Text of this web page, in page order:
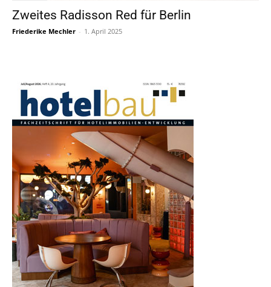
Zweites Radisson Red für Berlin
Friederike Mechler - 1. April 2025